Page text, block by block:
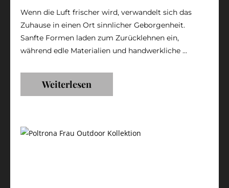
Wenn die Luft frischer wird, verwandelt sich das
Zuhause in einen Ort sinnlicher Geborgenheit.
Sanfte Formen laden zum Zurücklehnen ein,
während edle Materialien und handwerkliche ...
Weiterlesen